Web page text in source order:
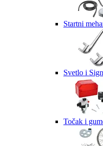
Startni
Svetlo i
Točak i